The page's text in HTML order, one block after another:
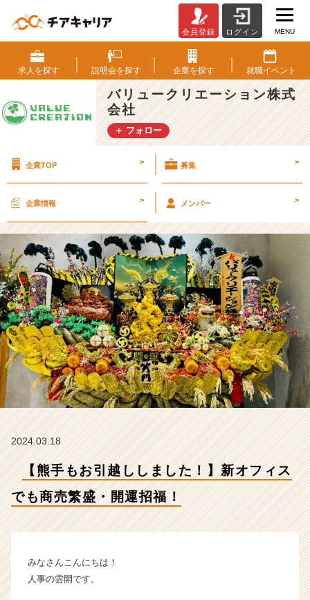
手
も
お
引
越
し
し
た！】
フ
ィ
ス
で
も
商
売
繁
盛・
開
運
招
福！
ク
エ
シ
ン
会員登録 ログイン MENU
求人を探す 説明会を探す 企業を探す 就職イベント
バリュークリエーション株式
会社
＋ フォロー
企業TOP > 募集 >
企業情報 > メンバー >
2024.03.18
【熊手もお引越ししました！】新オフィス
でも商売繁盛・開運招福！
みなさんこんにちは！
人事の雲開です。